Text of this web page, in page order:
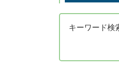
キーワード検